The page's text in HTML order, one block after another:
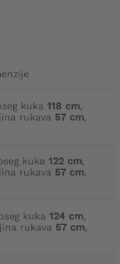
kuka 118 cm,
rukava 57 cm,
kuka 122 cm,
rukava 57 cm,
kuka 124 cm,
rukava 57 cm,